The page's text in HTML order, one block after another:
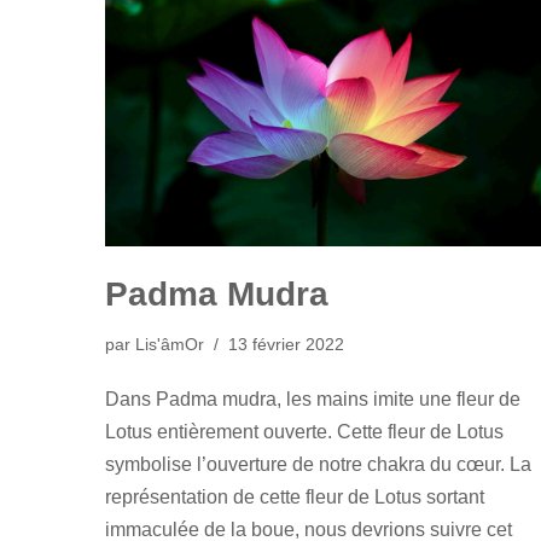
Padma Mudra
par Lis'âmOr 13 février 2022
Dans Padma mudra, les mains imite une fleur de
Lotus entièrement ouverte. Cette fleur de Lotus
symbolise l’ouverture de notre chakra du cœur. La
représentation de cette fleur de Lotus sortant
immaculée de la boue, nous devrions suivre cet